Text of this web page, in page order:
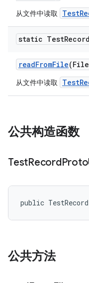
从文件中读取
static TestRecord
readFromFile
从文件中读取
公共构造函数
TestRecordProto
public
公共方法